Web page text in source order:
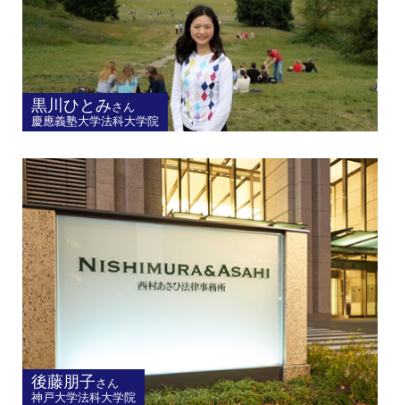
黒川ひとみさん
慶應義塾大学法科大学院
後藤朋子さん
神戸大学法科大学院